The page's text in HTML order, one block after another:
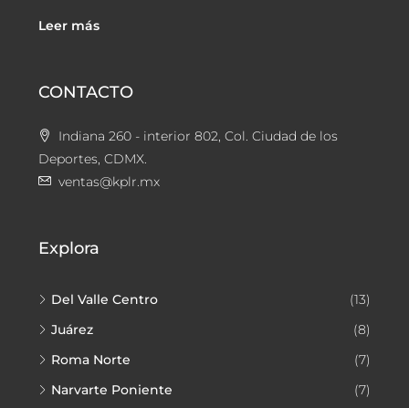
Leer más
CONTACTO
Indiana 260 - interior 802, Col. Ciudad de los
Deportes, CDMX.
ventas@kplr.mx
Explora
Del Valle Centro
(13)
Juárez
(8)
Roma Norte
(7)
Narvarte Poniente
(7)